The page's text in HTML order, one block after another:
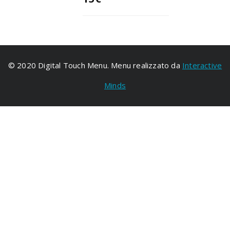
© 2020 Digital Touch Menu. Menu realizzato da Interactive
Minds